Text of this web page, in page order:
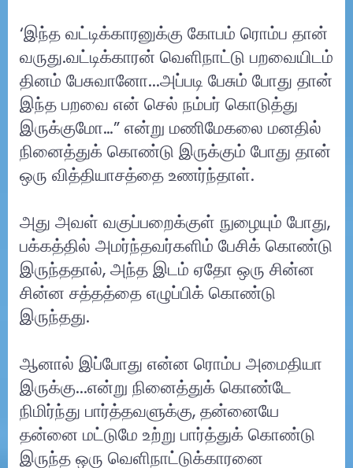
‘இந்த வட்டிக்காரனுக்கு கோபம் ரொம்ப தான்
வருது.வட்டிக்காரன் வெளிநாட்டு பறவையிடம்
தினம் பேசுவானோ...அப்படி பேசும் போது தான்
இந்த பறவை என் செல் நம்பர் கொடுத்து
இருக்குமோ…” என்று மணிமேகலை மனதில்
நினைத்துக் கொண்டு இருக்கும் போது தான்
ஒரு வித்தியாசத்தை உணர்ந்தாள்.
அது அவள் வகுப்பறைக்குள் நுழையும் போது,
பக்கத்தில் அமர்ந்தவர்களிம் பேசிக் கொண்டு
இருந்ததால், அந்த இடம் ஏதோ ஒரு சின்ன
சின்ன சத்தத்தை எழுப்பிக் கொண்டு
இருந்தது.
ஆனால் இப்போது என்ன ரொம்ப அமைதியா
இருக்கு...என்று நினைத்துக் கொண்டே
நிமிர்ந்து பார்த்தவளுக்கு, தன்னையே
தன்னை மட்டுமே உற்று பார்த்துக் கொண்டு
இருந்த ஒரு வெளிநாட்டுக்காரனை